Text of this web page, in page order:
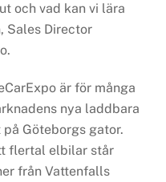
och vad kan vi lära
Sales Director
är för många
nya laddbara
Göteborgs gator.
flertal elbilar står
från Vattenfalls